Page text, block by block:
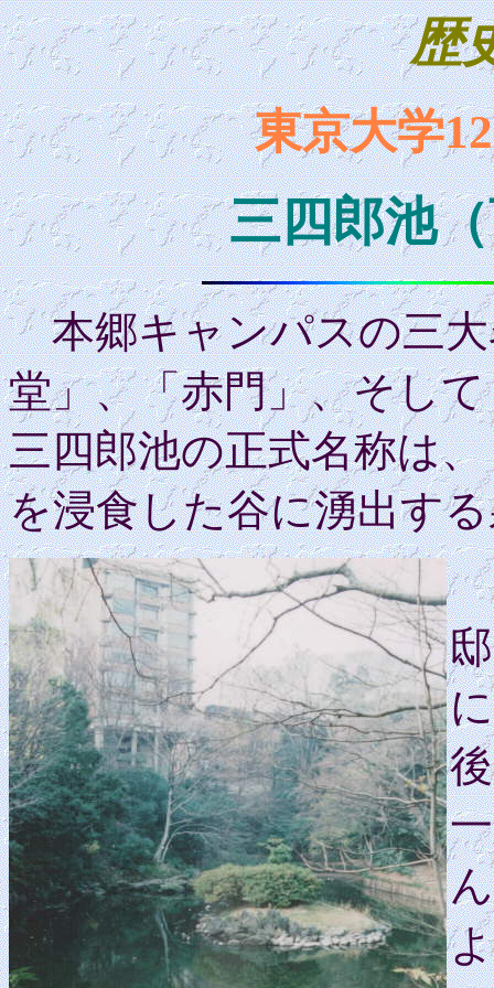
歴
東京大学
三四郎池
本郷キャンパスの三大
堂」、「赤門」、そし
三四郎池の正式名称は
を浸食した谷に湧出す